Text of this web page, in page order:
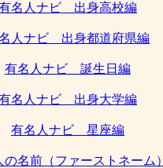
名人ナビ 出身高校編
人ナビ 出身都道府県編
有名人ナビ 誕生日編
名人ナビ 出身大学編
有名人ナビ 星座編
の名前（ファーストネーム）